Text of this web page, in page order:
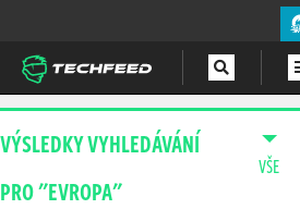
Magazín
Videa
VÝSLEDKY VYHLEDÁVÁNÍ
PRO "EVROPA"
VŠE